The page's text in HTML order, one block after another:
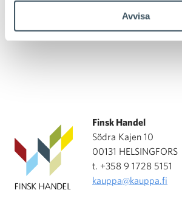
Avvisa
Finsk Handel
Södra Kajen 10
00131 HELSINGFORS
t. +358 9 1728 5151
kauppa@kauppa.fi